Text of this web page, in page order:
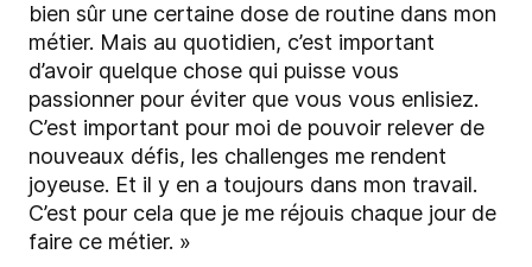
bien sûr une certaine dose de routine dans mon
métier. Mais au quotidien, c’est important
d’avoir quelque chose qui puisse vous
passionner pour éviter que vous vous enlisiez.
C’est important pour moi de pouvoir relever de
nouveaux défis, les challenges me rendent
joyeuse. Et il y en a toujours dans mon travail.
C’est pour cela que je me réjouis chaque jour de
faire ce métier. »